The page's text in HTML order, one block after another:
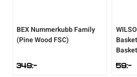
BEXNummerkubb Family
(Pine Wood FSC)
349:- 59:-